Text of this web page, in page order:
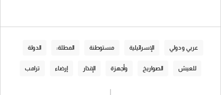
عربي و دولي الإسرائيلية مستوطنة المطلة: الدولة
للعيش الصواريخ وأجهزة الإنذار إرضاء ترامب